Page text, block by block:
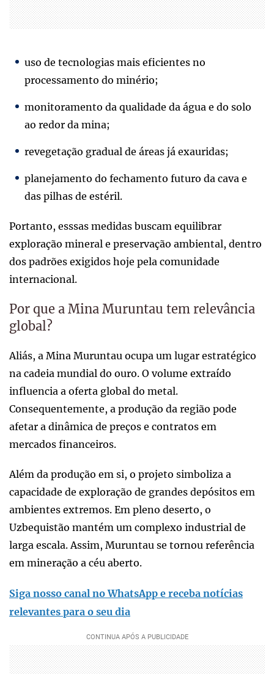
uso de tecnologias mais eficientes no
processamento do minério;
monitoramento da qualidade da água e do solo
ao redor da mina;
revegetação gradual de áreas já exauridas;
planejamento do fechamento futuro da cava e
das pilhas de estéril.
Portanto, esssas medidas buscam equilibrar
exploração mineral e preservação ambiental, dentro
dos padrões exigidos hoje pela comunidade
internacional.
Por que a Mina Muruntau tem relevância
global?
Aliás, a Mina Muruntau ocupa um lugar estratégico
na cadeia mundial do ouro. O volume extraído
influencia a oferta global do metal.
Consequentemente, a produção da região pode
afetar a dinâmica de preços e contratos em
mercados financeiros.
Além da produção em si, o projeto simboliza a
capacidade de exploração de grandes depósitos em
ambientes extremos. Em pleno deserto, o
Uzbequistão mantém um complexo industrial de
larga escala. Assim, Muruntau se tornou referência
em mineração a céu aberto.
Siga nosso canal no WhatsApp e receba notícias
relevantes para o seu dia